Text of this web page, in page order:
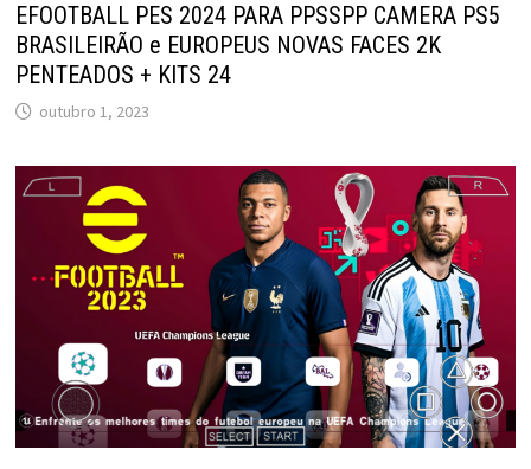
EFOOTBALL PES 2024 PARA PPSSPP CAMERA PS5
BRASILEIRÃO e EUROPEUS NOVAS FACES 2K
PENTEADOS + KITS 24
outubro 1, 2023